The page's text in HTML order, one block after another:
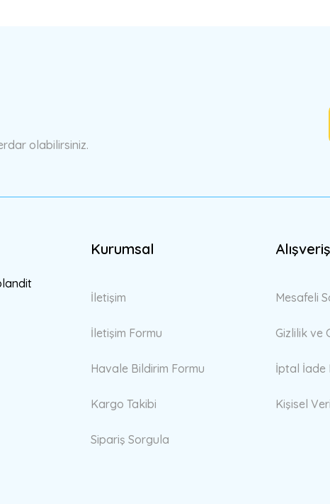
olabilirsiniz.
Kurumsal
İletişim
İletişim Formu
Havale Bildirim Formu
Kargo Takibi
Sipariş Sorgula
Alışveriş
Mesafeli
Gizlilik ve
İptal İade
Kişisel